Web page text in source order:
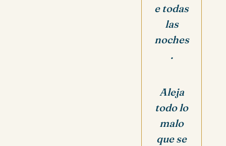
e todas
las
noches
.
Aleja
todo lo
malo
que se